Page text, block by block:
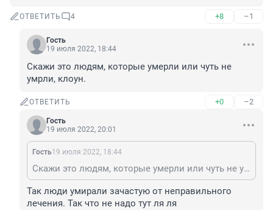
ОТВЕТИТЬ 4 +8 –1
Гость
19 июля 2022, 18:44
Скажи это людям, которые умерли или чуть не
умрли, клоун.
ОТВЕТИТЬ +0 –2
Гость
19 июля 2022, 20:01
Гость19 июля 2022, 18:44
Скажи это людям, которые умерли или чуть не умрли, клоун.
Так люди умирали зачастую от неправильного
лечения. Так что не надо тут ля ля